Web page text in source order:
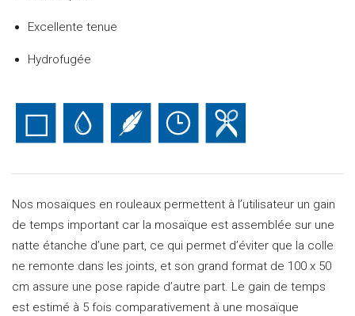
Excellente tenue
Hydrofugée
Nos mosaïques en rouleaux permettent à l’utilisateur un gain
de temps important car la mosaïque est assemblée sur une
natte étanche d’une part, ce qui permet d’éviter que la colle
ne remonte dans les joints, et son grand format de 100 x 50
cm assure une pose rapide d’autre part. Le gain de temps
est estimé à 5 fois comparativement à une mosaïque